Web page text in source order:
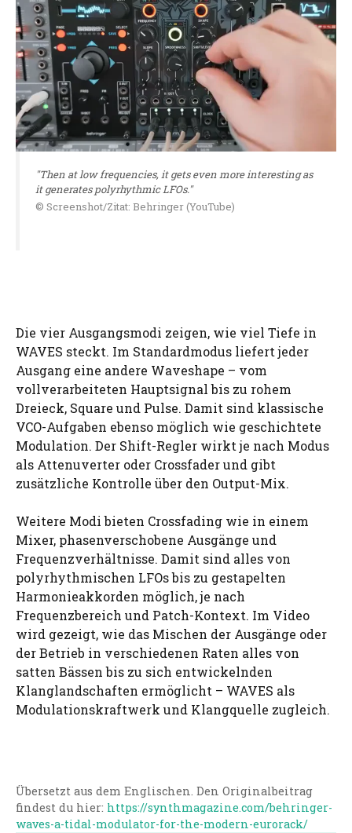
"Then at low frequencies, it gets even more interesting as
it generates polyrhythmic LFOs."
© Screenshot/Zitat: Behringer (YouTube)
Die vier Ausgangsmodi zeigen, wie viel Tiefe in
WAVES steckt. Im Standardmodus liefert jeder
Ausgang eine andere Waveshape – vom
vollverarbeiteten Hauptsignal bis zu rohem
Dreieck, Square und Pulse. Damit sind klassische
VCO-Aufgaben ebenso möglich wie geschichtete
Modulation. Der Shift-Regler wirkt je nach Modus
als Attenuverter oder Crossfader und gibt
zusätzliche Kontrolle über den Output-Mix.
Weitere Modi bieten Crossfading wie in einem
Mixer, phasenverschobene Ausgänge und
Frequenzverhältnisse. Damit sind alles von
polyrhythmischen LFOs bis zu gestapelten
Harmonieakkorden möglich, je nach
Frequenzbereich und Patch-Kontext. Im Video
wird gezeigt, wie das Mischen der Ausgänge oder
der Betrieb in verschiedenen Raten alles von
satten Bässen bis zu sich entwickelnden
Klanglandschaften ermöglicht – WAVES als
Modulationskraftwerk und Klangquelle zugleich.
Übersetzt aus dem Englischen. Den Originalbeitrag
findest du hier: https://synthmagazine.com/behringer-
waves-a-tidal-modulator-for-the-modern-eurorack/